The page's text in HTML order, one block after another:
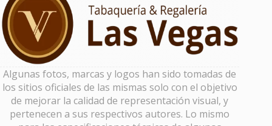
Algunas fotos, marcas y logos han sido tomadas de
los sitios oficiales de las mismas solo con el objetivo
de mejorar la calidad de representación visual, y
pertenecen a sus respectivos autores. Lo mismo